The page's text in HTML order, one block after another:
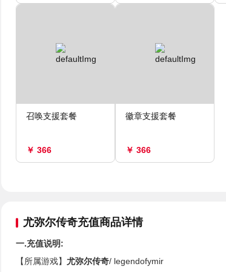
召唤支援套餐
￥ 366
徽章支援套餐
￥ 366
尤弥尔传奇充值商品详情
一.充值说明:
【所属游戏】 尤弥尔传奇/ legendofymir